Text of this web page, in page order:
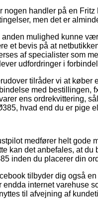
nogen handler på en
men det er
anden mulighed kunne
et bevis på at
af specialister som
udfordringer i
tilråder vi at køber
med bestillingen,
ens ordrekvittering,
hvad end du er pige
medfører helt gode
kan det anbefales, at du
inden du placerer din
tilbyder dig også
endda internet varehuse
til afvejning af